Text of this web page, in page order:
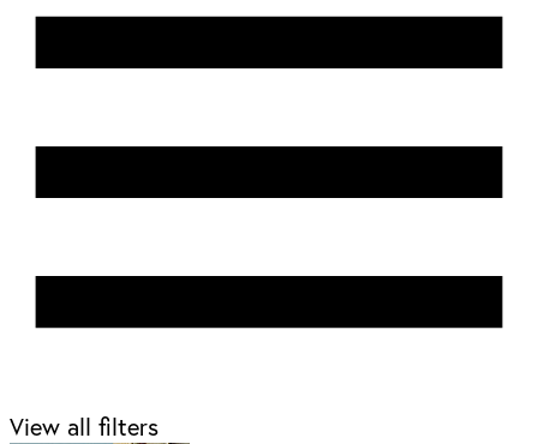
View all filters